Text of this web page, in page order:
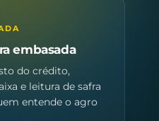
embasada
do crédito,
e leitura de safra
entende o agro